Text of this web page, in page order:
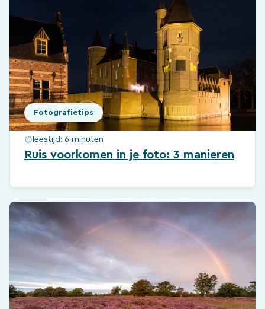
Fotografietips
leestijd: 6 minuten
Ruis voorkomen in je foto: 3 manieren